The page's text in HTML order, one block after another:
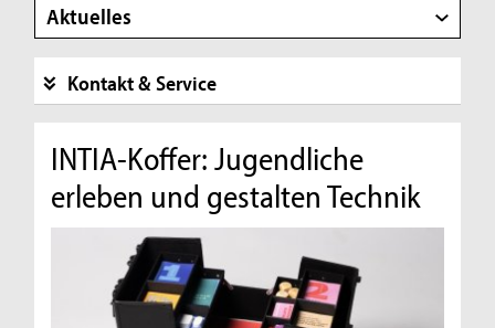
Aktuelles
Kontakt & Service
INTIA-Koffer: Jugendliche
erleben und gestalten Technik